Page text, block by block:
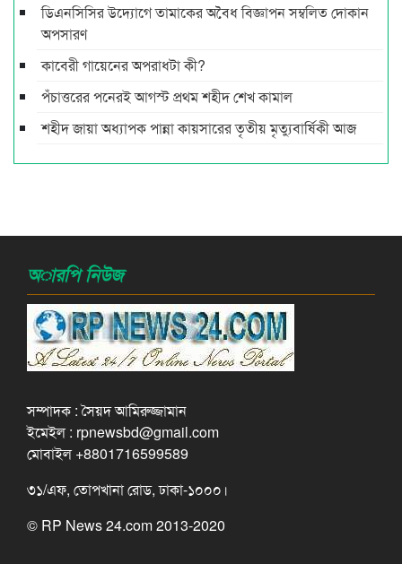
ডিএনসিসির উদ্যোগে তামাকের অবৈধ বিজ্ঞাপন সম্বলিত দোকান
অপসারণ
কাবেরী গায়েনের অপরাধটা কী?
পঁচাত্তরের পনেরই আগস্ট প্রথম শহীদ শেখ কামাল
শহীদ জায়া অধ্যাপক পান্না কায়সারের তৃতীয় মৃত্যুবার্ষিকী আজ
অারপি নিউজ
সম্পাদক : সৈয়দ আমিরুজ্জামান
ইমেইল : rpnewsbd@gmail.com
মোবাইল +8801716599589
৩১/এফ, তোপখানা রোড, ঢাকা-১০০০।
© RP News 24.com 2013-2020